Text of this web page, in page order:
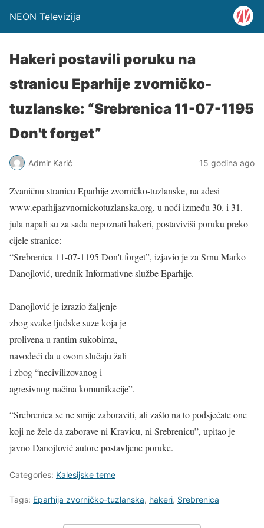
NEON Televizija
Hakeri postavili poruku na
stranicu Eparhije zvorničko-
tuzlanske: “Srebrenica 11-07-1195
Don't forget”
Admir Karić 15 godina ago
Zvaničnu stranicu Eparhije zvorničko-tuzlanske, na adesi
www.eparhijazvnornickotuzlanska.org, u noći između 30. i 31.
jula napali su za sada nepoznati hakeri, postaviviši poruku preko
cijele stranice:
“Srebrenica 11-07-1195 Don't forget”, izjavio je za Srnu Marko
Danojlović, urednik Informativne službe Eparhije.
Danojlović je izrazio žaljenje
zbog svake ljudske suze koja je
prolivena u rantim sukobima,
navodeći da u ovom slučaju žali
i zbog “necivilizovanog i
agresivnog načina komunikacije”.
“Srebrenica se ne smije zaboraviti, ali zašto na to podsjećate one
koji ne žele da zaborave ni Kravicu, ni Srebrenicu”, upitao je
javno Danojlović autore postavljene poruke.
Categories: Kalesijske teme
Tags: Eparhija zvorničko-tuzlanska, hakeri, Srebrenica